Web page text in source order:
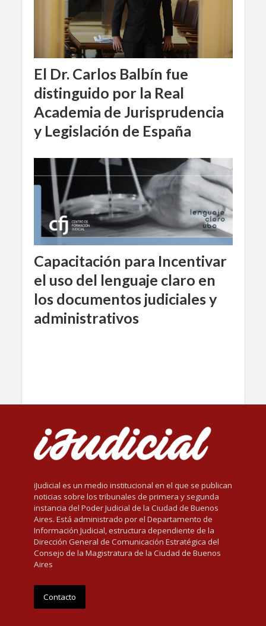
El Dr. Carlos Balbín fue
distinguido por la Real
Academia de Jurisprudencia
y Legislación de España
Capacitación para Incentivar
el uso del lenguaje claro en
los documentos judiciales y
administrativos
iJudicial es un medio institucional en el que se publican
noticias sobre los tribunales de primera y segunda
instancia del Poder Judicial de la Ciudad de Buenos
Aires. Está administrado por el Departamento de
Información Judicial, estructura dependiente de la
Dirección General de Comunicación Estratégica del
Consejo de la Magistratura de la Ciudad de Buenos
Aires
Contacto